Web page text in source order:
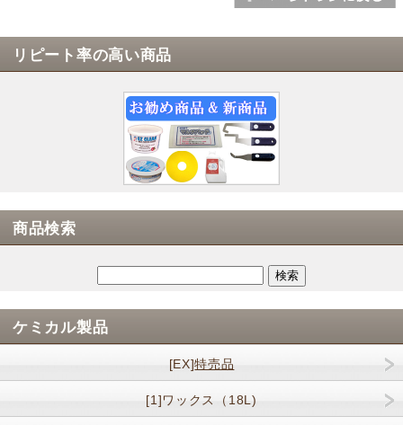
リピート率の高い商品
商品検索
ケミカル製品
[EX]特売品
[1]ワックス（18L)